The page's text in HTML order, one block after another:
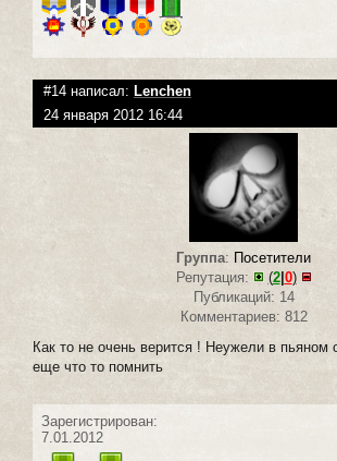
#14 написал: Lenchen
24 января 2012 16:44
Группа: Посетители
Репутация:
(2|0)
Публикаций: 14
Комментариев: 812
Как то не очень верится ! Неужели в пьяном
еще что то помнить
Зарегистрирован:
7.01.2012